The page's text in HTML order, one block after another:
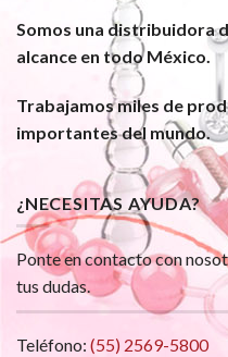
Somos una distribuidora
alcance en todo México.
Trabajamos miles de
importantes del mundo.
¿NECESITAS AYUDA?
Ponte en contacto con
tus dudas.
Teléfono: (55) 2569-5800